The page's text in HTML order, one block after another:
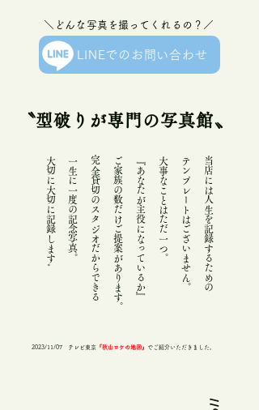
LINEでのお問い合わせ
＼どんな写真を撮ってくれるの？／
〝型破りが専門の写真館〟
当店には人生を記録するための
テンプレートはございません。
大事なことはただ一つ。
『あなたが主役になっているか』
ご家族の数だけご提案があります。
完全貸切のスタジオだからできる
一生に一度の記念写真。
大切に大切に記録します
。
2023/11/07 テレビ東京 『秋山ロケの地図』 でご紹介いただきました。